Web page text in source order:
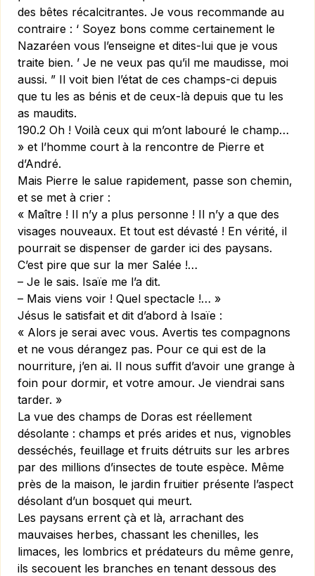
des bêtes récalcitrantes. Je vous recommande au
contraire : ‘ Soyez bons comme certainement le
Nazaréen vous l’enseigne et dites-lui que je vous
traite bien. ’ Je ne veux pas qu’il me maudisse, moi
aussi. ” Il voit bien l’état de ces champs-ci depuis
que tu les as bénis et de ceux-là depuis que tu les
as maudits.
190.2 Oh ! Voilà ceux qui m’ont labouré le champ…
» et l’homme court à la rencontre de Pierre et
d’André.
Mais Pierre le salue rapidement, passe son chemin,
et se met à crier :
« Maître ! Il n’y a plus personne ! Il n’y a que des
visages nouveaux. Et tout est dévasté ! En vérité, il
pourrait se dispenser de garder ici des paysans.
C’est pire que sur la mer Salée !…
– Je le sais. Isaïe me l’a dit.
– Mais viens voir ! Quel spectacle !… »
Jésus le satisfait et dit d’abord à Isaïe :
« Alors je serai avec vous. Avertis tes compagnons
et ne vous dérangez pas. Pour ce qui est de la
nourriture, j’en ai. Il nous suffit d’avoir une grange à
foin pour dormir, et votre amour. Je viendrai sans
tarder. »
La vue des champs de Doras est réellement
désolante : champs et prés arides et nus, vignobles
desséchés, feuillage et fruits détruits sur les arbres
par des millions d’insectes de toute espèce. Même
près de la maison, le jardin fruitier présente l’aspect
désolant d’un bosquet qui meurt.
Les paysans errent çà et là, arrachant des
mauvaises herbes, chassant les chenilles, les
limaces, les lombrics et prédateurs du même genre,
ils secouent les branches en tenant dessous des